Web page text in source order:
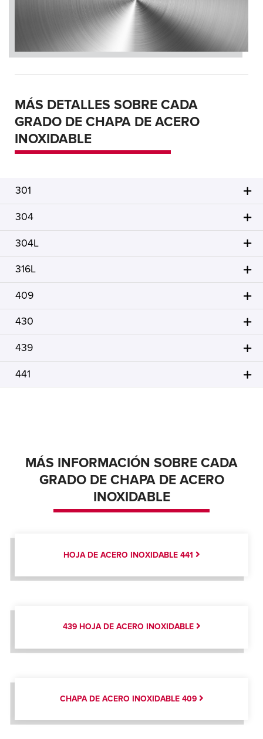
MÁS DETALLES SOBRE CADA
GRADO DE CHAPA DE ACERO
INOXIDABLE
301
304
304L
316L
409
430
439
441
MÁS INFORMACIÓN SOBRE CADA
GRADO DE CHAPA DE ACERO
INOXIDABLE
HOJA DE ACERO INOXIDABLE 441
439 HOJA DE ACERO INOXIDABLE
CHAPA DE ACERO INOXIDABLE 409